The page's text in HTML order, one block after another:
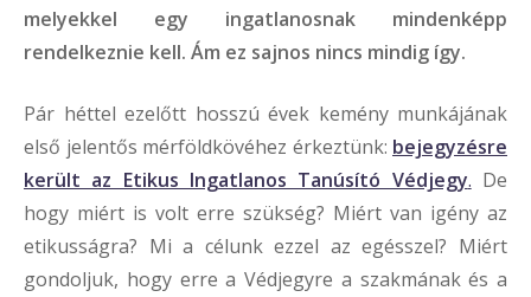
melyekkel egy ingatlanosnak mindenképp
rendelkeznie kell. Ám ez sajnos nincs mindig így.
Pár héttel ezelőtt hosszú évek kemény munkájának
első jelentős mérföldkövéhez érkeztünk: bejegyzésre
került az Etikus Ingatlanos Tanúsító Védjegy. De
hogy miért is volt erre szükség? Miért van igény az
etikusságra? Mi a célunk ezzel az egésszel? Miért
gondoljuk, hogy erre a Védjegyre a szakmának és a